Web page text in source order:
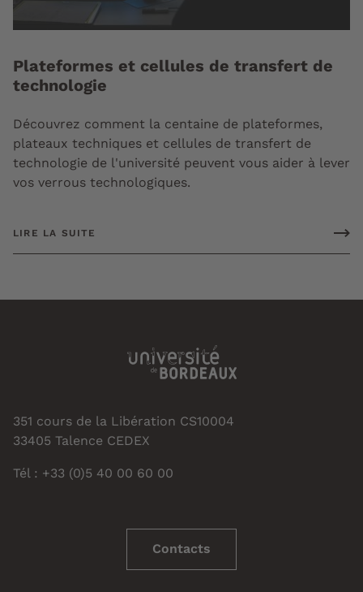
Plateformes et cellules de transfert de
technologie
Découvrez comment la centaine de plateformes,
plateaux techniques et cellules de transfert de
technologie de l'université peuvent vous aider à lever
vos verrous technologiques.
LIRE LA SUITE
351 cours de la Libération CS10004
33405 Talence CEDEX
Tél : +33 (0)5 40 00 60 00
Contacts